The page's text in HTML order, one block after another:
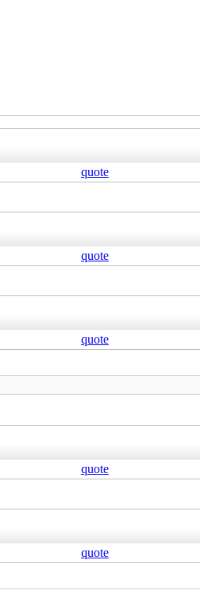
quote
quote
quote
quote
quote